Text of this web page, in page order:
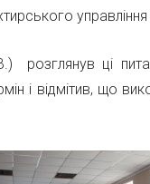
розглянув ці
і відмітив, що